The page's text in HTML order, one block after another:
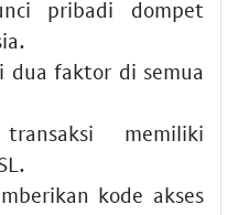
pribadi dompet
dua faktor di semua
memiliki
kode akses